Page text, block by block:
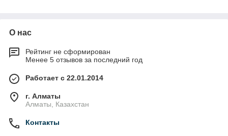
О нас
Рейтинг не сформирован
Менее 5 отзывов за последний год
Работает с 22.01.2014
г. Алматы
Алматы, Казахстан
Контакты